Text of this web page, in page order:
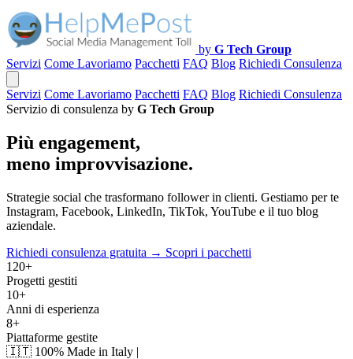
by G Tech Group
Servizi Come Lavoriamo Pacchetti FAQ Blog Richiedi Consulenza
Servizi Come Lavoriamo Pacchetti FAQ Blog Richiedi Consulenza
Servizio di consulenza by G Tech Group
Più engagement,
meno improvvisazione.
Strategie social che trasformano follower in clienti. Gestiamo per te
Instagram, Facebook, LinkedIn, TikTok, YouTube e il tuo blog
aziendale.
Richiedi consulenza gratuita → Scopri i pacchetti
120+
Progetti gestiti
10+
Anni di esperienza
8+
Piattaforme gestite
🇮🇹 100% Made in Italy |